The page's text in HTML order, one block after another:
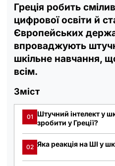
Греція робить
цифрової освіти й
Європейських
впроваджують
шкільне навчання,
всім.
Зміст
01
Штучний інтелект у
зробити у Греції?
02 Яка реакція на ШІ у